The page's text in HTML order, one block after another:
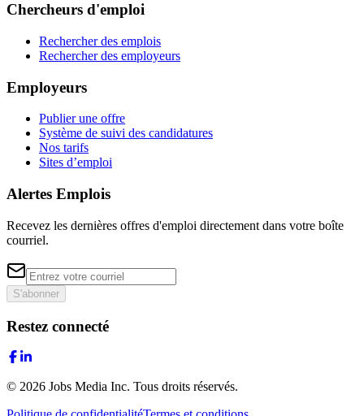
Chercheurs d'emploi
Rechercher des emplois
Rechercher des employeurs
Employeurs
Publier une offre
Système de suivi des candidatures
Nos tarifs
Sites d’emploi
Alertes Emplois
Recevez les dernières offres d'emploi directement dans votre boîte
courriel.
S'abonner
Restez connecté
© 2026 Jobs Media Inc. Tous droits réservés.